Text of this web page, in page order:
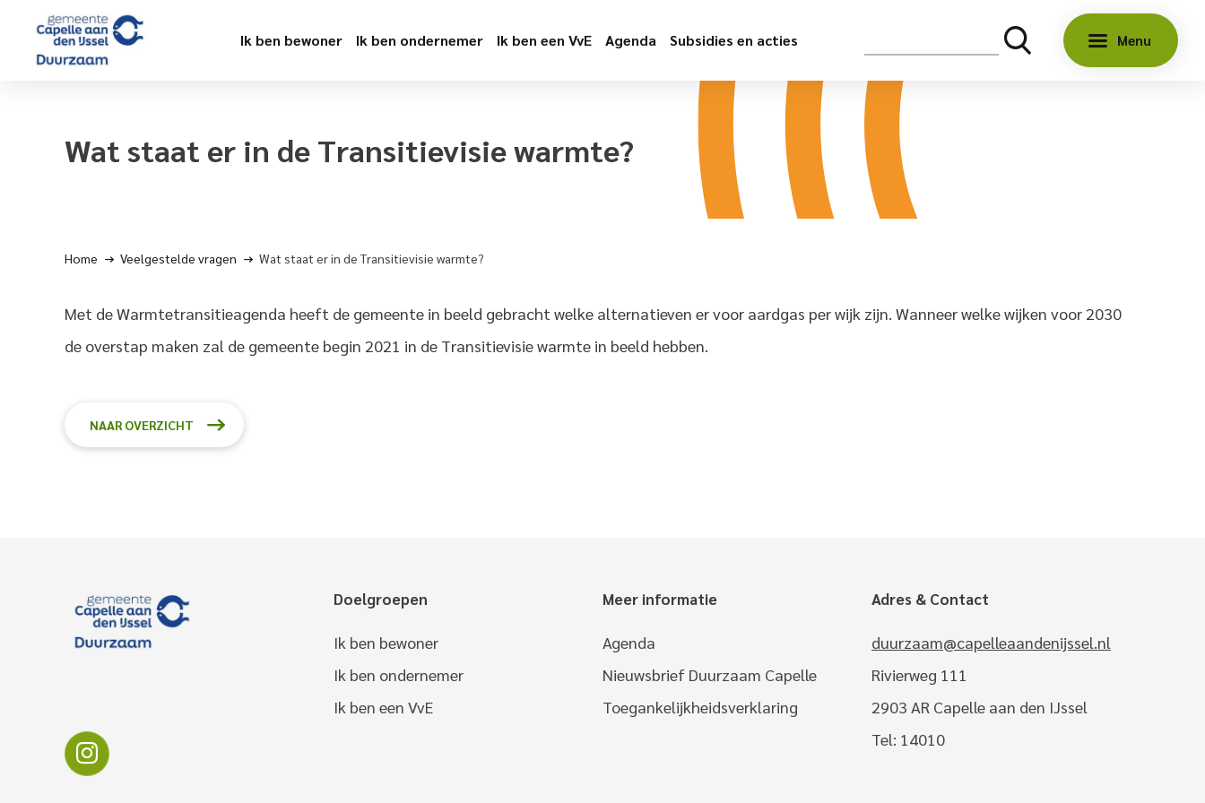
Ik ben bewoner Ik ben ondernemer Ik ben een VvE Agenda Subsidies en acties Menu
Wat staat er in de Transitievisie warmte?
Home Veelgestelde vragen Wat staat er in de Transitievisie warmte?
Met de Warmtetransitieagenda heeft de gemeente in beeld gebracht welke alternatieven er voor aardgas per wijk zijn. Wanneer welke wijken voor 2030
de overstap maken zal de gemeente begin 2021 in de Transitievisie warmte in beeld hebben.
NAAR OVERZICHT
Doelgroepen
Ik ben bewoner
Ik ben ondernemer
Ik ben een VvE
Meer informatie
Agenda
Nieuwsbrief Duurzaam Capelle
Toegankelijkheidsverklaring
Adres & Contact
duurzaam@capelleaandenijssel.nl
Rivierweg 111
2903 AR Capelle aan den IJssel
Tel: 14010